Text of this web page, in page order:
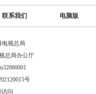
联系我们 电脑版
电视总局
总局办公厅
号
访问